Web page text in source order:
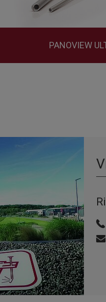
PANOVIEW